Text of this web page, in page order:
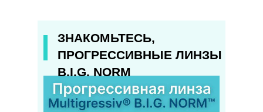
ЗНАКОМЬТЕСЬ,
ПРОГРЕССИВНЫЕ ЛИНЗЫ
B.I.G. NORM